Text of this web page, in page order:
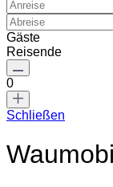
Gäste
Reisende
0
Schließen